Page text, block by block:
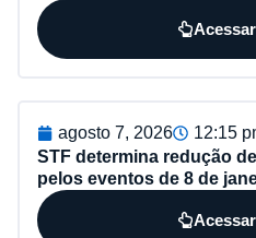
agosto 7, 2026
12:15
STF determina redução
pelos eventos de 8 de